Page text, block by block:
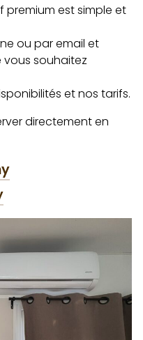
premium est simple et
ou par email et
souhaitez
et nos tarifs.
directement en